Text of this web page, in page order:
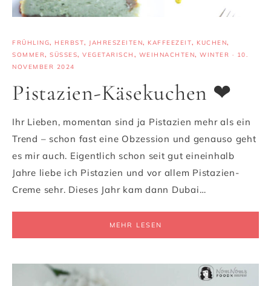
FRÜHLING, HERBST, JAHRESZEITEN, KAFFEEZEIT, KUCHEN,
SOMMER, SÜSSES , VEGETARISCH , WEIHNACHTEN, WINTER · 10.
NOVEMBER 2024
Pistazien-Käsekuchen ❤
Ihr Lieben, momentan sind ja Pistazien mehr als ein
Trend – schon fast eine Obzession und genauso geht
es mir auch. Eigentlich schon seit gut eineinhalb
Jahre liebe ich Pistazien und vor allem Pistazien-
Creme sehr. Dieses Jahr kam dann Dubai…
MEHR LESEN